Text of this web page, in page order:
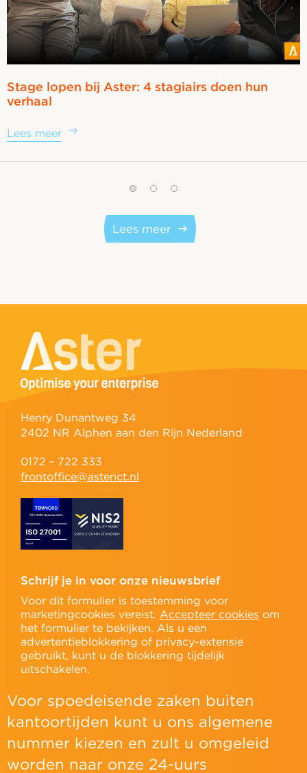
Stage lopen bij Aster: 4 stagiairs doen hun
verhaal
Lees meer
Lees meer
Henry Dunantweg 34
2402 NR Alphen aan den Rijn Nederland
0172 - 722 333
frontoffice@asterict.nl
Schrijf je in voor onze nieuwsbrief
Voor dit formulier is toestemming voor
marketingcookies vereist. Accepteer cookies om
het formulier te bekijken. Als u een
advertentieblokkering of privacy-extensie
gebruikt, kunt u de blokkering tijdelijk
uitschakelen.
Voor spoedeisende zaken buiten
kantoortijden kunt u ons algemene
nummer kiezen en zult u omgeleid
worden naar onze 24-uurs